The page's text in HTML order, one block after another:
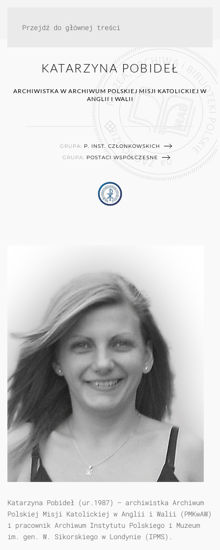
Przejdź do głównej treści
KATARZYNA POBIDEŁ
ARCHIWISTKA W ARCHIWUM POLSKIEJ MISJI KATOLICKIEJ W
ANGLII I WALII
GRUPA: P. INST. CZŁONKOWSKICH
GRUPA: POSTACI WSPÓŁCZESNE
Katarzyna Pobideł (ur.1987) – archiwistka Archiwum
Polskiej Misji Katolickiej w Anglii i Walii (PMKwAW)
i pracownik Archiwum Instytutu Polskiego i Muzeum
im. gen. W. Sikorskiego w Londynie (IPMS).